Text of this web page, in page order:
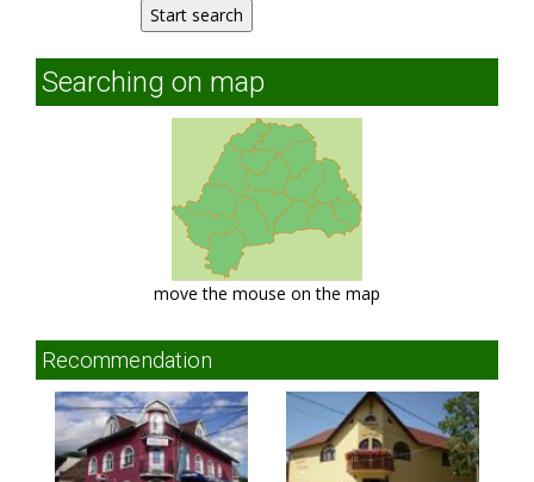
Searching on map
move the mouse on the map
Recommendation